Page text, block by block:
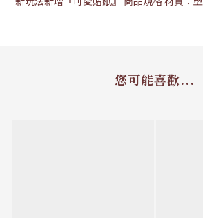
您可能喜歡...